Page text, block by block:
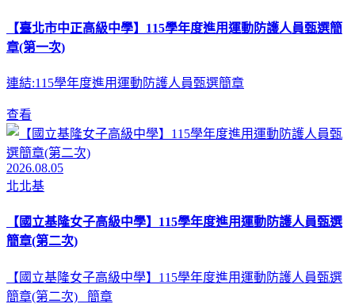
【臺北市中正高級中學】115學年度進用運動防護人員甄選簡
章(第一次)
連結:115學年度進用運動防護人員甄選簡章
查看
2026.08.05
北北基
【國立基隆女子高級中學】115學年度進用運動防護人員甄選
簡章(第二次)
【國立基隆女子高級中學】115學年度進用運動防護人員甄選
簡章(第二次) 簡章